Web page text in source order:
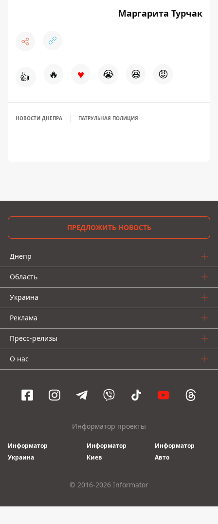
Маргарита Турчак
👍 🔥 ♥ 😭 😆 😡
НОВОСТИ ДНЕПРА ПАТРУЛЬНАЯ ПОЛИЦИЯ
ПРЕДЛОЖИТЬ НОВОСТЬ
Днепр
Область
Украина
Реклама
Пресс-релизы
О нас
Информатор проекты
Информатор
Украина
Информатор
Киев
Информатор
Авто
© 2016-2026 Informator